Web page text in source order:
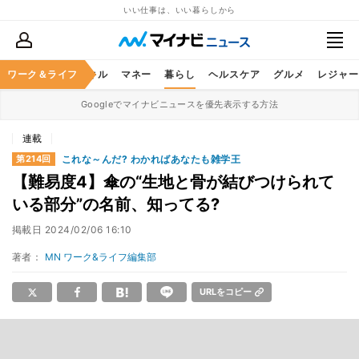
いい仕事は、いい暮らしから
ワーク＆ライフ
ア ビジネススキル マネー 暮らし ヘルスケア グルメ レジャー
Googleでマイナビニュースを優先表示する方法
連載
第214回 これな～んだ? わかればあなたも雑学王
【難易度4】傘の“生地と骨が結びつけられて
いる部分”の名前、知ってる?
掲載日 2024/02/06 16:10
著者： MN ワーク&ライフ編集部
URLをコピー